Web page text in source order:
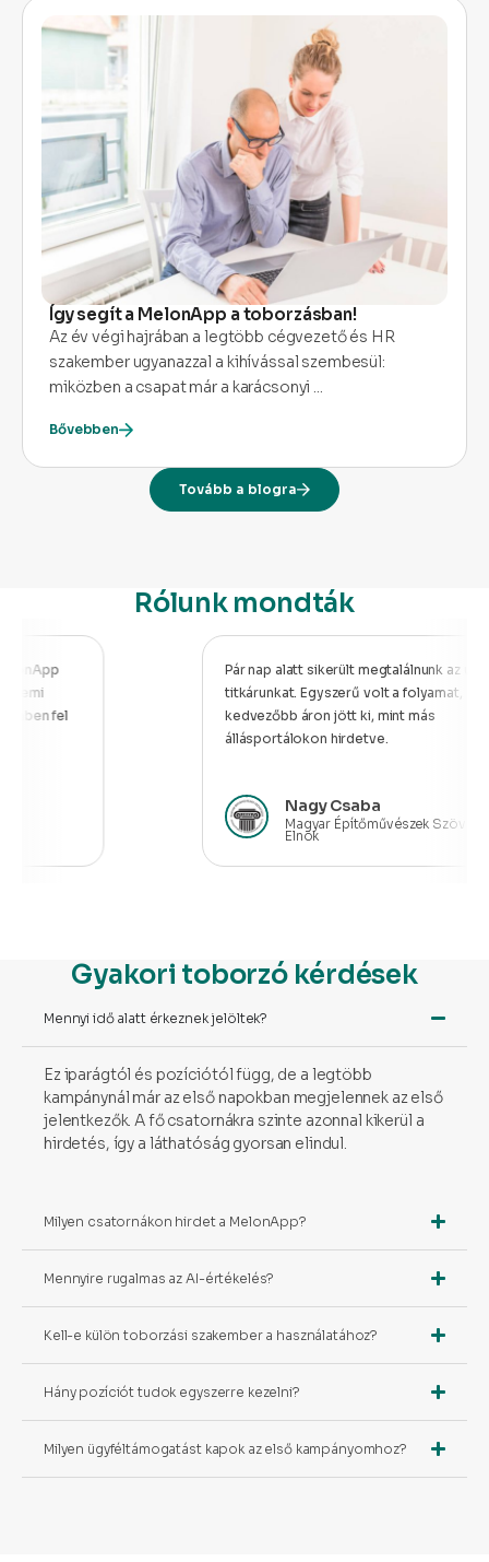
Így segít a MelonApp a toborzásban!
Az év végi hajrában a legtöbb cégvezető és HR
szakember ugyanazzal a kihívással szembesül:
miközben a csapat már a karácsonyi ...
Bővebben
Tovább a blogra
Rólunk mondták
fel
Pár nap alatt sikerült megtalálnunk az új
titkárunkat. Egyszerű volt a folyamat, és
kedvezőbb áron jött ki, mint más
állásportálokon hirdetve.
Nagy Csaba
Magyar Építőművészek Szövetsége
Elnök
Gyakori toborzó kérdések
Mennyi idő alatt érkeznek jelöltek?
Ez iparágtól és pozíciótól függ, de a legtöbb
kampánynál már az első napokban megjelennek az első
jelentkezők. A fő csatornákra szinte azonnal kikerül a
hirdetés, így a láthatóság gyorsan elindul.
Milyen csatornákon hirdet a MelonApp?
Mennyire rugalmas az AI-értékelés?
Kell-e külön toborzási szakember a használatához?
Hány pozíciót tudok egyszerre kezelni?
Milyen ügyféltámogatást kapok az első kampányomhoz?